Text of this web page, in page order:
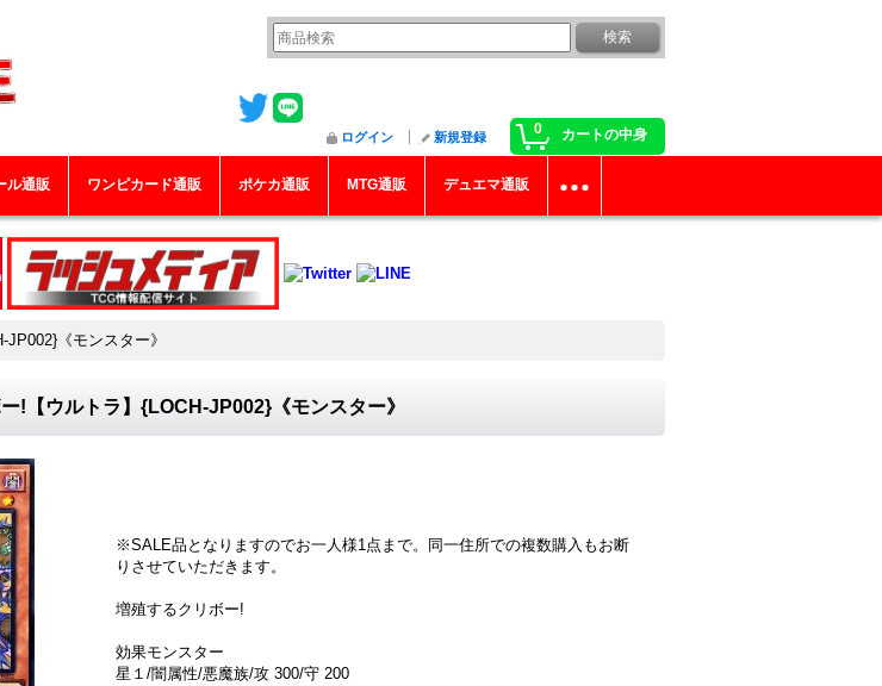
0 カートの中身
ログイン 新規登録
ル通販 ワンピカード通販 ポケカ通販 MTG通販 デュエマ通販
《モンスター》
【ウルトラ】{LOCH-JP002}《モンスター》
※SALE品となりますのでお一人様1点まで。同一住所での複数購入もお断
りさせていただきます。
増殖するクリボー!
効果モンスター
星１/闇属性/悪魔族/攻 300/守 200